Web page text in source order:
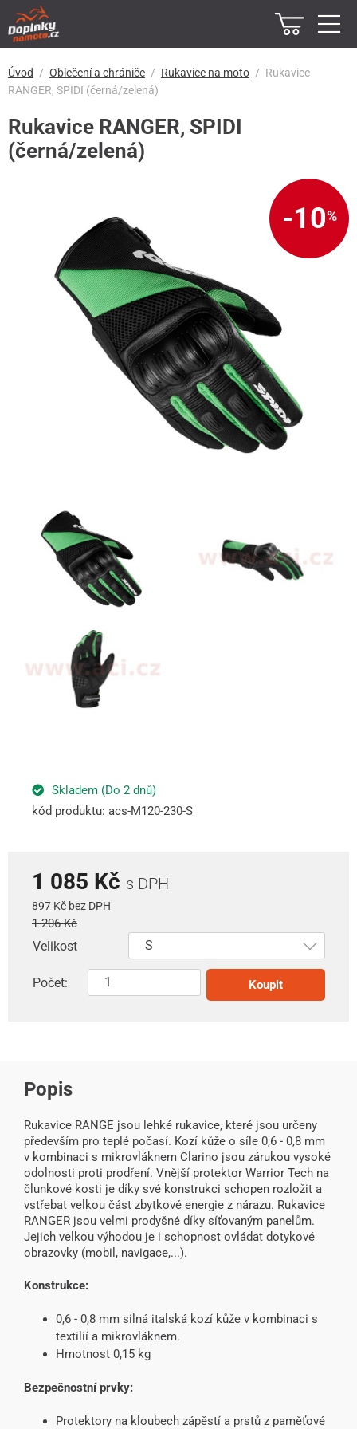
Úvod Oblečení a chrániče Rukavice na moto
Rukavice
RANGER, SPIDI (černá/zelená)
Rukavice RANGER, SPIDI
(černá/zelená)
-10%
Skladem (Do 2 dnů)
kód produktu: acs-M120-230-S
1 085 Kč s DPH
897 Kč bez DPH
1 206 Kč
Velikost
Počet: Koupit
Popis
Rukavice RANGE jsou lehké rukavice, které jsou určeny
především pro teplé počasí. Kozí kůže o síle 0,6 - 0,8 mm
v kombinaci s mikrovláknem Clarino jsou zárukou vysoké
odolnosti proti prodření. Vnější protektor Warrior Tech na
člunkové kosti je díky své konstrukci schopen rozložit a
vstřebat velkou část zbytkové energie z nárazu. Rukavice
RANGER jsou velmi prodyšné díky síťovaným panelům.
Jejich velkou výhodou je i schopnost ovládat dotykové
obrazovky (mobil, navigace,...).
Konstrukce:
0,6 - 0,8 mm silná italská kozí kůže v kombinaci s
textilií a mikrovláknem.
Hmotnost 0,15 kg
Bezpečnostní prvky:
Protektory na kloubech zápěstí a prstů z paměťové